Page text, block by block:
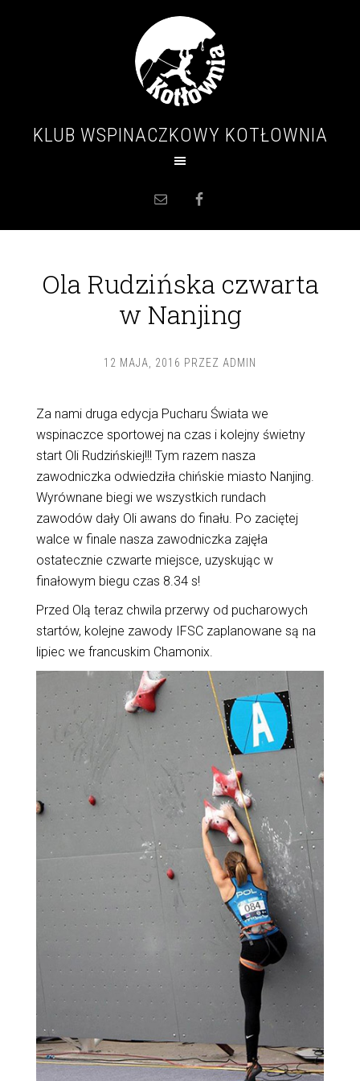
KLUB WSPINACZKOWY KOTŁOWNIA
Ola Rudzińska czwarta
w Nanjing
12 MAJA, 2016 PRZEZ ADMIN
Za nami druga edycja Pucharu Świata we
wspinaczce sportowej na czas i kolejny świetny
start Oli Rudzińskiej!!! Tym razem nasza
zawodniczka odwiedziła chińskie miasto Nanjing.
Wyrównane biegi we wszystkich rundach
zawodów dały Oli awans do finału. Po zaciętej
walce w finale nasza zawodniczka zajęła
ostatecznie czwarte miejsce, uzyskując w
finałowym biegu czas 8.34 s!
Przed Olą teraz chwila przerwy od pucharowych
startów, kolejne zawody IFSC zaplanowane są na
lipiec we francuskim Chamonix.